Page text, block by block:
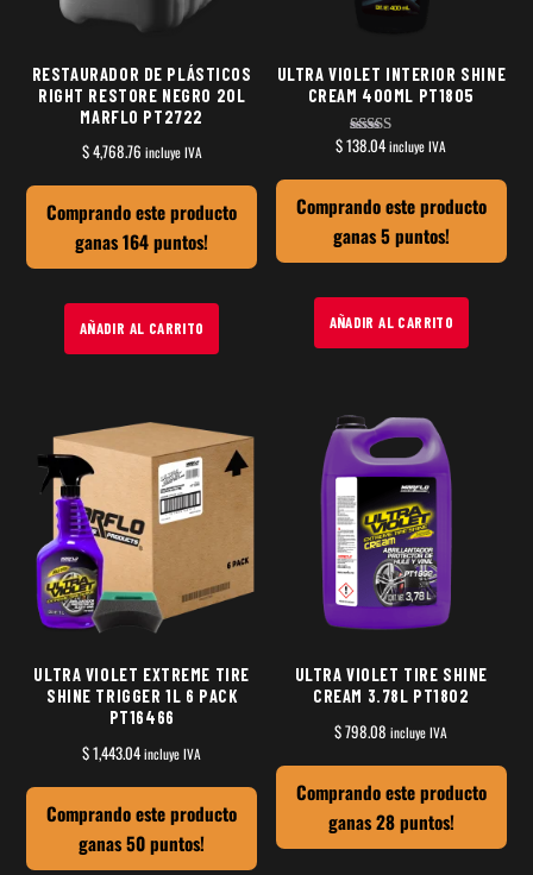
RESTAURADOR DE PLÁSTICOS
RIGHT RESTORE NEGRO 20L
MARFLO PT2722
$4,768.76 incluye IVA
Comprando este producto
ganas 164 puntos!
AÑADIR AL CARRITO
ULTRA VIOLET INTERIOR SHINE
CREAM 400ML PT1805
Valorado en
de 5
$138.04incluye IVA
Comprando este producto
ganas 5 puntos!
AÑADIR AL CARRITO
ULTRA VIOLET EXTREME TIRE
SHINE TRIGGER 1L 6 PACK
PT16466
$1,443.04incluye IVA
Comprando este producto
ganas 50 puntos!
ULTRA VIOLET TIRE SHINE
CREAM 3.78L PT1802
$798.08 incluye IVA
Comprando este producto
ganas 28 puntos!